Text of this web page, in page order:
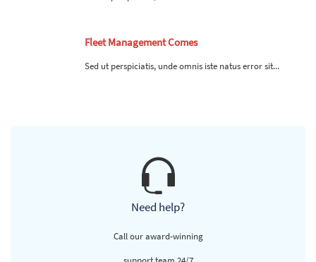
Fleet Management Comes
Sed ut perspiciatis, unde omnis iste natus error sit...
Need help?
Call our award-winning